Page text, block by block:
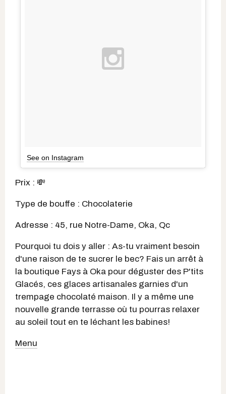
See on Instagram
Prix : 💸
Type de bouffe : Chocolaterie
Adresse : 45, rue Notre-Dame, Oka, Qc
Pourquoi tu dois y aller : As-tu vraiment besoin
d'une raison de te sucrer le bec? Fais un arrêt à
la boutique Fays à Oka pour déguster des P'tits
Glacés, ces glaces artisanales garnies d'un
trempage chocolaté maison. Il y a même une
nouvelle grande terrasse où tu pourras relaxer
au soleil tout en te léchant les babines!
Menu